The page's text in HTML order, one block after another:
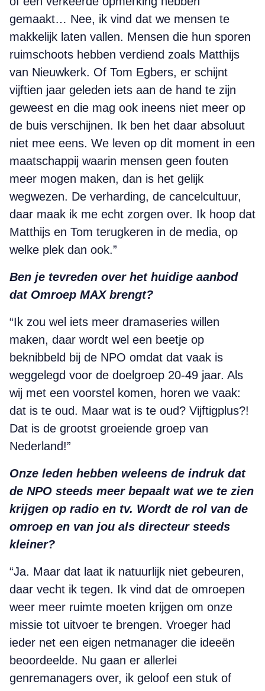
gemaakt… Nee, ik vind dat we mensen te
makkelijk laten vallen. Mensen die hun sporen
ruimschoots hebben verdiend zoals Matthijs
van Nieuwkerk. Of Tom Egbers, er schijnt
vijftien jaar geleden iets aan de hand te zijn
geweest en die mag ook ineens niet meer op
de buis verschijnen. Ik ben het daar absoluut
niet mee eens. We leven op dit moment in een
maatschappij waarin mensen geen fouten
meer mogen maken, dan is het gelijk
wegwezen. De verharding, de cancelcultuur,
daar maak ik me echt zorgen over. Ik hoop dat
Matthijs en Tom terugkeren in de media, op
welke plek dan ook.”
Ben je tevreden over het huidige aanbod
dat Omroep MAX brengt?
“Ik zou wel iets meer dramaseries willen
maken, daar wordt wel een beetje op
beknibbeld bij de NPO omdat dat vaak is
weggelegd voor de doelgroep 20-49 jaar. Als
wij met een voorstel komen, horen we vaak:
dat is te oud. Maar wat is te oud? Vijftigplus?!
Dat is de grootst groeiende groep van
Nederland!”
Onze leden hebben weleens de indruk dat
de NPO steeds meer bepaalt wat we te zien
krijgen op radio en tv. Wordt de rol van de
omroep en van jou als directeur steeds
kleiner?
“Ja. Maar dat laat ik natuurlijk niet gebeuren,
daar vecht ik tegen. Ik vind dat de omroepen
weer meer ruimte moeten krijgen om onze
missie tot uitvoer te brengen. Vroeger had
ieder net een eigen netmanager die ideeën
beoordeelde. Nu gaan er allerlei
genremanagers over, ik geloof een stuk of